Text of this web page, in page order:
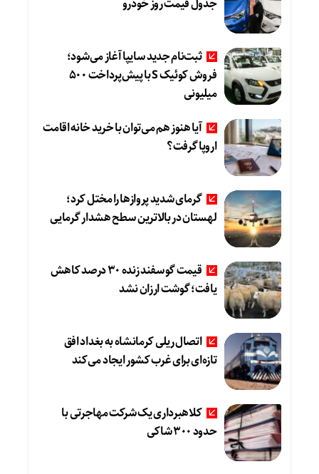
جدول قیمت روز خودرو
ثبت‌نام جدید سایپا آغاز می‌شود؛
فروش کوئیک S با پیش‌پرداخت ۵۰۰
میلیونی
آیا هنوز هم می‌توان با خرید خانه اقامت
اروپا گرفت؟
گرمای شدید پروازها را مختل کرد؛
لهستان در بالاترین سطح هشدار گرمایی
قیمت گوسفند زنده ۳۰ درصد کاهش
یافت؛ گوشت ارزان نشد
اتصال ریلی کرمانشاه به بغداد افق
تازه‌ای برای غرب کشور ایجاد می‌کند
کلاهبرداری یک شرکت مهاجرتی با
حدود ۳۰۰ شاکی